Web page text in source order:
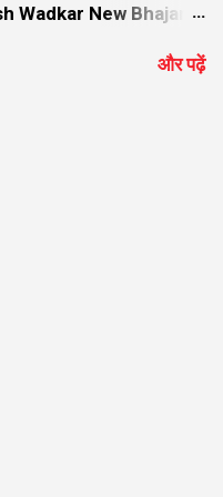
Wadkar New Bhajan
गं गणपतये नमो नमः मंत्रऔर पढ़ें